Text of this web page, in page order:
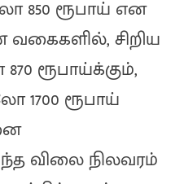
850 ரூபாய் என
வகைகளில், சிறிய
ரூபாய்க்கும்,
1700 ரூபாய்
விலை நிலவரம்